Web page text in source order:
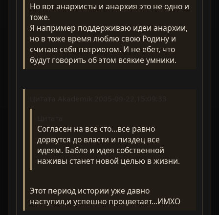
Но вот анархисты и анархия это не одно и
тоже.
Я например поддерживаю идеи анархии,
но в тоже время люблю свою Родину и
считаю себя патриотом. И не ебет, что
будут говорить об этом всякие умники.
Согласен на все сто...все равно
дорвутся до власти и пиздец все
идеям. Бабло и идея собственной
наживы станет новой целью в жизни.
Этот период истории уже давно
наступил,и успешно процветает...ИМХО